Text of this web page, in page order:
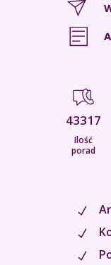
43317
Ilość
porad